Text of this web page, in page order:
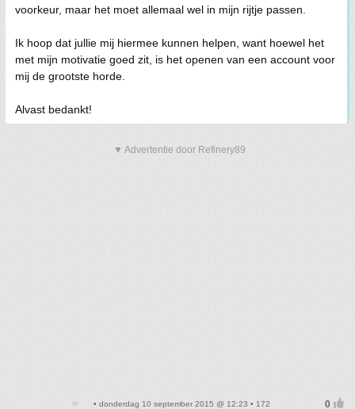
voorkeur, maar het moet allemaal wel in mijn rijtje passen.
Ik hoop dat jullie mij hiermee kunnen helpen, want hoewel het
met mijn motivatie goed zit, is het openen van een account voor
mij de grootste horde.
Alvast bedankt!
▼ Advertentie door Refinery89
• donderdag 10 september 2015 @ 12:23 • 172